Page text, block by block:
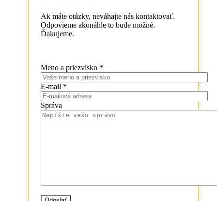
Ak máte otázky, neváhajte nás kontaktovať.
Odpovieme akonáhle to bude možné.
Ďakujeme.
Meno a priezvisko *
E-mail *
Správa